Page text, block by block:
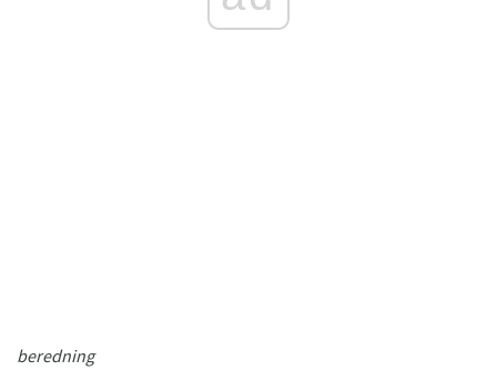
beredning